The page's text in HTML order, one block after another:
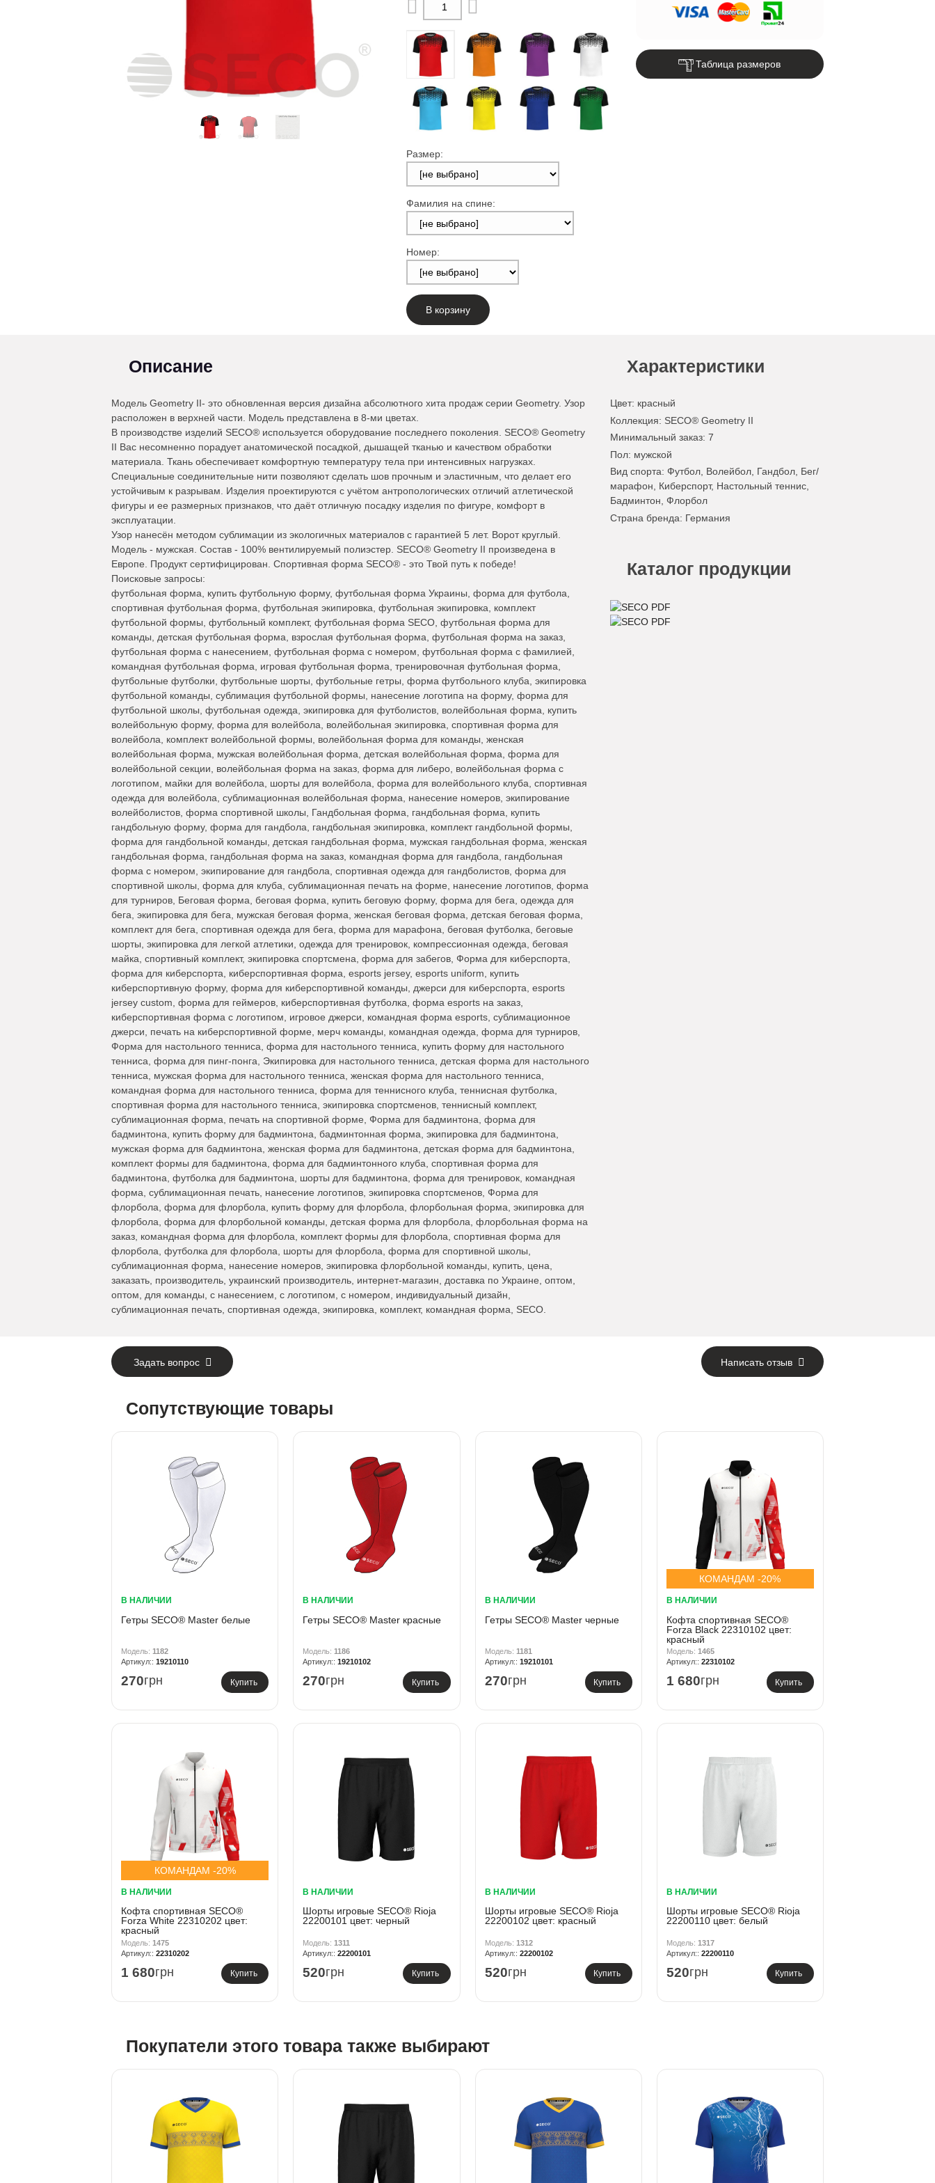
Размер:
Фамилия на спине:
Номер:
В корзину
Таблица размеров
Описание
Модель Geometry II- это обновленная версия дизайна абсолютного хита продаж серии Geometry. Узор
расположен в верхней части. Модель представлена в 8-ми цветах.
В производстве изделий SECO® используется оборудование последнего поколения. SECO® Geometry
II Вас несомненно порадует анатомической посадкой, дышащей тканью и качеством обработки
материала. Ткань обеспечивает комфортную температуру тела при интенсивных нагрузках.
Специальные соединительные нити позволяют сделать шов прочным и эластичным, что делает его
устойчивым к разрывам. Изделия проектируются с учётом антропологических отличий атлетической
фигуры и ее размерных признаков, что даёт отличную посадку изделия по фигуре, комфорт в
эксплуатации.
Узор нанесён методом сублимации из экологичных материалов с гарантией 5 лет. Ворот круглый.
Модель - мужская. Состав - 100% вентилируемый полиэстер. SECO® Geometry II произведена в
Европе. Продукт сертифицирован. Спортивная форма SECO® - это Твой путь к победе!
Поисковые запросы:
футбольная форма, купить футбольную форму, футбольная форма Украины, форма для футбола,
спортивная футбольная форма, футбольная экипировка, футбольная экипировка, комплект
футбольной формы, футбольный комплект, футбольная форма SECO, футбольная форма для
команды, детская футбольная форма, взрослая футбольная форма, футбольная форма на заказ,
футбольная форма с нанесением, футбольная форма с номером, футбольная форма с фамилией,
командная футбольная форма, игровая футбольная форма, тренировочная футбольная форма,
футбольные футболки, футбольные шорты, футбольные гетры, форма футбольного клуба, экипировка
футбольной команды, сублимация футбольной формы, нанесение логотипа на форму, форма для
футбольной школы, футбольная одежда, экипировка для футболистов, волейбольная форма, купить
волейбольную форму, форма для волейбола, волейбольная экипировка, спортивная форма для
волейбола, комплект волейбольной формы, волейбольная форма для команды, женская
волейбольная форма, мужская волейбольная форма, детская волейбольная форма, форма для
волейбольной секции, волейбольная форма на заказ, форма для либеро, волейбольная форма с
логотипом, майки для волейбола, шорты для волейбола, форма для волейбольного клуба, спортивная
одежда для волейбола, сублимационная волейбольная форма, нанесение номеров, экипирование
волейболистов, форма спортивной школы, Гандбольная форма, гандбольная форма, купить
гандбольную форму, форма для гандбола, гандбольная экипировка, комплект гандбольной формы,
форма для гандбольной команды, детская гандбольная форма, мужская гандбольная форма, женская
гандбольная форма, гандбольная форма на заказ, командная форма для гандбола, гандбольная
форма с номером, экипирование для гандбола, спортивная одежда для гандболистов, форма для
спортивной школы, форма для клуба, сублимационная печать на форме, нанесение логотипов, форма
для турниров, Беговая форма, беговая форма, купить беговую форму, форма для бега, одежда для
бега, экипировка для бега, мужская беговая форма, женская беговая форма, детская беговая форма,
комплект для бега, спортивная одежда для бега, форма для марафона, беговая футболка, беговые
шорты, экипировка для легкой атлетики, одежда для тренировок, компрессионная одежда, беговая
майка, спортивный комплект, экипировка спортсмена, форма для забегов, Форма для киберспорта,
форма для киберспорта, киберспортивная форма, esports jersey, esports uniform, купить
киберспортивную форму, форма для киберспортивной команды, джерси для киберспорта, esports
jersey custom, форма для геймеров, киберспортивная футболка, форма esports на заказ,
киберспортивная форма с логотипом, игровое джерси, командная форма esports, сублимационное
джерси, печать на киберспортивной форме, мерч команды, командная одежда, форма для турниров,
Форма для настольного тенниса, форма для настольного тенниса, купить форму для настольного
тенниса, форма для пинг-понга, Экипировка для настольного тенниса, детская форма для настольного
тенниса, мужская форма для настольного тенниса, женская форма для настольного тенниса,
командная форма для настольного тенниса, форма для теннисного клуба, теннисная футболка,
спортивная форма для настольного тенниса, экипировка спортсменов, теннисный комплект,
сублимационная форма, печать на спортивной форме, Форма для бадминтона, форма для
бадминтона, купить форму для бадминтона, бадминтонная форма, экипировка для бадминтона,
мужская форма для бадминтона, женская форма для бадминтона, детская форма для бадминтона,
комплект формы для бадминтона, форма для бадминтонного клуба, спортивная форма для
бадминтона, футболка для бадминтона, шорты для бадминтона, форма для тренировок, командная
форма, сублимационная печать, нанесение логотипов, экипировка спортсменов, Форма для
флорбола, форма для флорбола, купить форму для флорбола, флорбольная форма, экипировка для
флорбола, форма для флорбольной команды, детская форма для флорбола, флорбольная форма на
заказ, командная форма для флорбола, комплект формы для флорбола, спортивная форма для
флорбола, футболка для флорбола, шорты для флорбола, форма для спортивной школы,
сублимационная форма, нанесение номеров, экипировка флорбольной команды, купить, цена,
заказать, производитель, украинский производитель, интернет-магазин, доставка по Украине, оптом,
оптом, для команды, с нанесением, с логотипом, с номером, индивидуальный дизайн,
сублимационная печать, спортивная одежда, экипировка, комплект, командная форма, SECO.
Характеристики
Цвет: красный
Коллекция: SECO® Geometry II
Минимальный заказ: 7
Пол: мужской
Вид спорта: Футбол, Волейбол, Гандбол, Бег/
марафон, Киберспорт, Настольный теннис,
Бадминтон, Флорбол
Страна бренда: Германия
Каталог продукции
Задать вопрос Написать отзыв
Сопутствующие товары
В НАЛИЧИИ
Гетры SECO® Master белые
1182
19210110
270грн Купить
В НАЛИЧИИ
Гетры SECO® Master красные
1186
19210102
270грн Купить
В НАЛИЧИИ
Гетры SECO® Master черные
1181
19210101
270грн Купить
КОМАНДАМ -20%
В НАЛИЧИИ
Кофта спортивная SECO®
Forza Black 22310102 цвет:
красный
1465
22310102
1 680грн Купить
КОМАНДАМ -20%
В НАЛИЧИИ
Кофта спортивная SECO®
Forza White 22310202 цвет:
красный
1475
22310202
1 680грн Купить
В НАЛИЧИИ
Шорты игровые SECO® Rioja
22200101 цвет: черный
1311
22200101
520грн Купить
В НАЛИЧИИ
Шорты игровые SECO® Rioja
22200102 цвет: красный
1312
22200102
520грн Купить
В НАЛИЧИИ
Шорты игровые SECO® Rioja
22200110 цвет: белый
1317
22200110
520грн Купить
Покупатели этого товара также выбирают